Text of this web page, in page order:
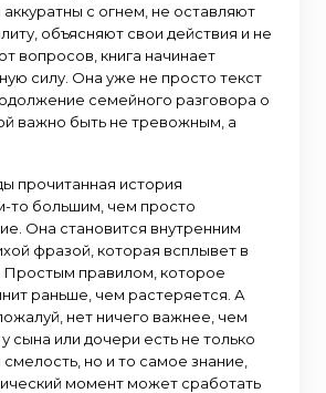
с огнем, не оставляют
объясняют свои действия и не
вопросов, книга начинает
силу. Она уже не просто текст
семейного разговора о
важно быть не тревожным, а
прочитанная история
то большим, чем просто
Она становится внутренним
фразой, которая всплывет в
Простым правилом, которое
раньше, чем растеряется. А
нет ничего важнее, чем
сына или дочери есть не только
но и то самое знание,
момент может сработать